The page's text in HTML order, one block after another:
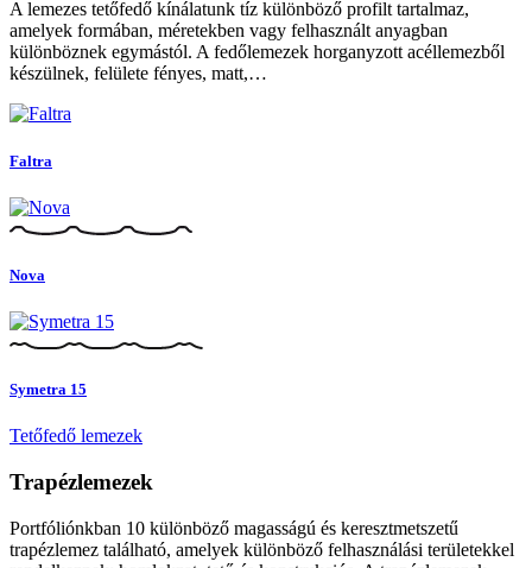
A lemezes tetőfedő kínálatunk tíz különböző profilt tartalmaz,
amelyek formában, méretekben vagy felhasznált anyagban
különböznek egymástól. A fedőlemezek horganyzott acéllemezből
készülnek, felülete fényes, matt,…
Faltra
Nova
Symetra 15
Tetőfedő lemezek
Trapézlemezek
Portfóliónkban 10 különböző magasságú és keresztmetszetű
trapézlemez található, amelyek különböző felhasználási területekkel